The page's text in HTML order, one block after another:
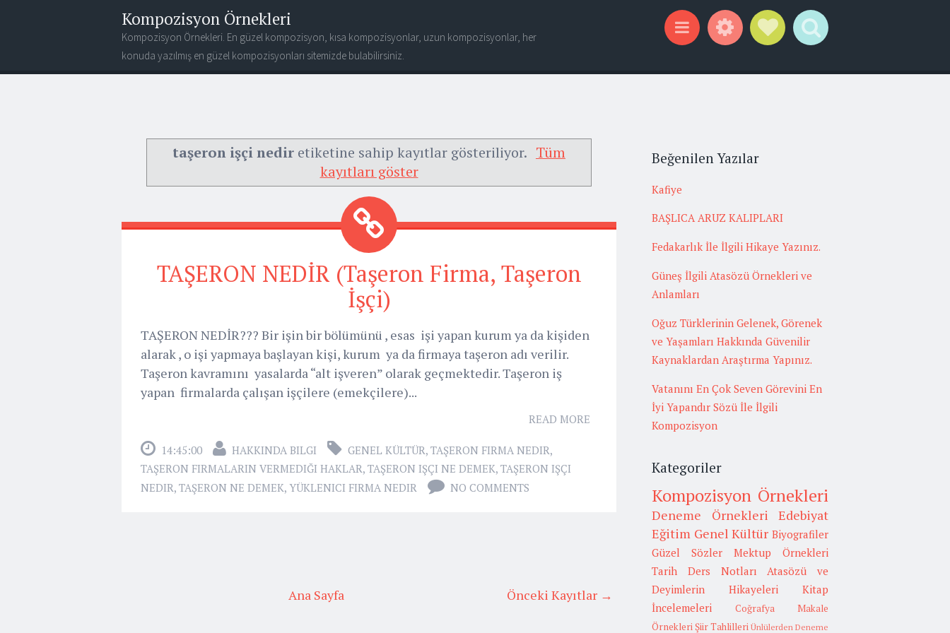
Kompozisyon Örnekleri
Kompozisyon Örnekleri. En güzel kompozisyon, kısa kompozisyonlar, uzun kompozisyonlar, her
konuda yazılmış en güzel kompozisyonları sitemizde bulabilirsiniz.
taşeron işçi nedir etiketine sahip kayıtlar gösteriliyor. Tüm
kayıtları göster
TAŞERON NEDİR (Taşeron Firma, Taşeron
İşçi)
TAŞERON NEDİR??? Bir işin bir bölümünü , esas işi yapan kurum ya da kişiden
alarak , o işi yapmaya başlayan kişi, kurum ya da firmaya taşeron adı verilir.
Taşeron kavramını yasalarda “alt işveren” olarak geçmektedir. Taşeron iş
yapan firmalarda çalışan işçilere (emekçilere)...
READ MORE
14:45:00 HAKKINDA BILGI GENEL KÜLTÜR, TAŞERON FIRMA NEDIR,
TAŞERON FIRMALARIN VERMEDIĞI HAKLAR, TAŞERON IŞÇI NE DEMEK, TAŞERON IŞÇI
NEDIR, TAŞERON NE DEMEK, YÜKLENICI FIRMA NEDIR NO COMMENTS
Önceki Kayıtlar →
Ana Sayfa
Beğenilen Yazılar
Kafiye
BAŞLICA ARUZ KALIPLARI
Fedakarlık İle İlgili Hikaye Yazınız.
Güneş İlgili Atasözü Örnekleri ve
Anlamları
Oğuz Türklerinin Gelenek, Görenek
ve Yaşamları Hakkında Güvenilir
Kaynaklardan Araştırma Yapınız.
Vatanını En Çok Seven Görevini En
İyi Yapandır Sözü İle İlgili
Kompozisyon
Kategoriler
Kompozisyon Örnekleri
Deneme Örnekleri
Edebiyat
Eğitim Genel Kültür Biyografiler
Güzel Sözler
Mektup Örnekleri
Tarih
Ders Notları
Atasözü ve
Deyimlerin Hikayeleri
Kitap
İncelemeleri
Coğrafya
Makale
Örnekleri Şiir Tahlilleri Ünlülerden Deneme